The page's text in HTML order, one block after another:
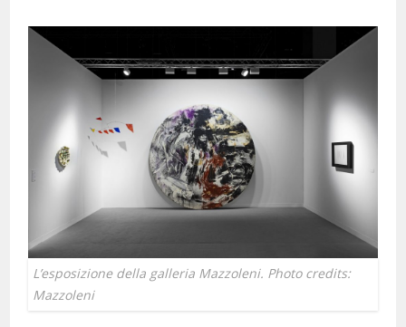
L’esposizione della galleria Mazzoleni. Photo credits:
Mazzoleni